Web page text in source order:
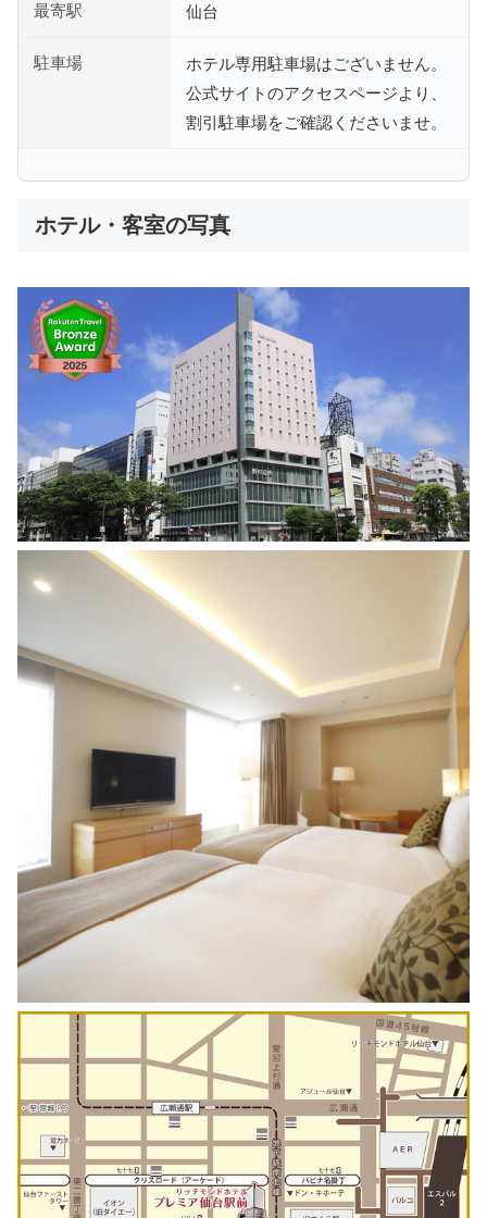
最寄駅 仙台
駐車場
ホテル専用駐車場はございません。
公式サイトのアクセスページより、
割引駐車場をご確認くださいませ。
ホテル・客室の写真